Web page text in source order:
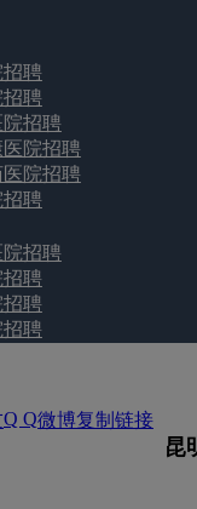
招聘
招聘
院招聘
院招聘
院招聘
招聘
院招聘
招聘
招聘
招聘
Q Q微博复制链接
昆